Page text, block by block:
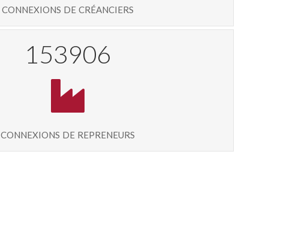
connexions de créanciers
165037
connexions de repreneurs